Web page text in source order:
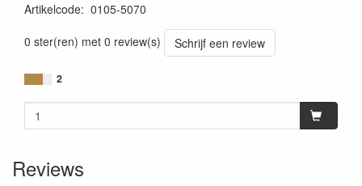
Artikelcode: 0105-5070
0 ster(ren) met 0 review(s)
Schrijf een review
2
Reviews